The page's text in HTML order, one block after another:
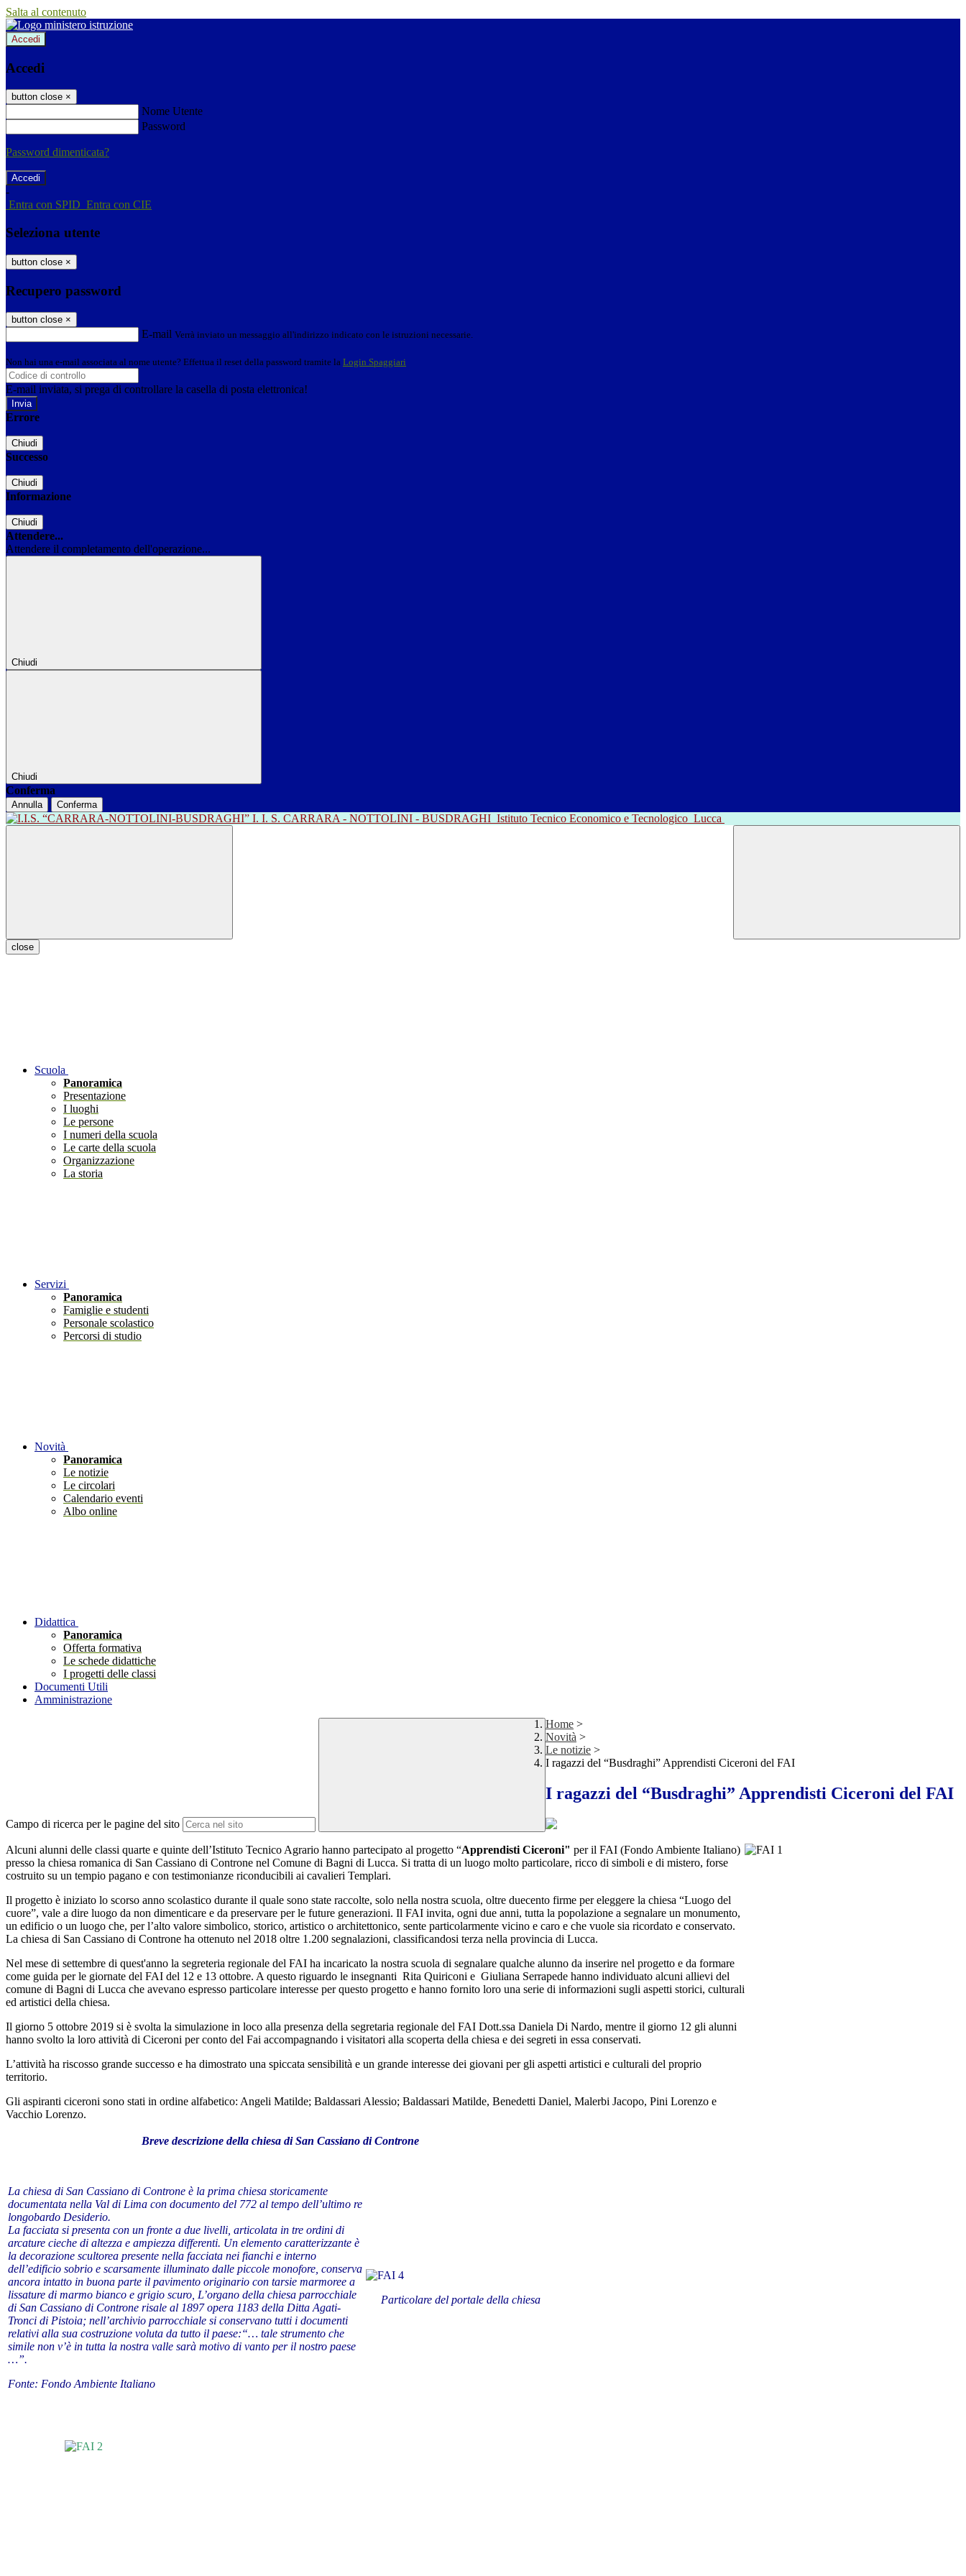
Salta al contenuto
Accedi
Accedi
button close ×
Nome Utente
Password
Password dimenticata?
-
Entra con SPID Entra con CIE
Seleziona utente
button close ×
Recupero password
button close ×
E-mail Verrà inviato un messaggio all'indirizzo indicato con le istruzioni necessarie.
Non hai una e-mail associata al nome utente? Effettua il reset della password tramite la Login Spaggiari
E-mail inviata, si prega di controllare la casella di posta elettronica!
Errore
Chiudi
Successo
Chiudi
Informazione
Chiudi
Attendere...
Attendere il completamento dell'operazione...
Chiudi
Chiudi
Conferma
Annulla Conferma
I. I. S. CARRARA - NOTTOLINI - BUSDRAGHI Istituto Tecnico Economico e Tecnologico Lucca
close
Scuola
Panoramica
Presentazione
I luoghi
Le persone
I numeri della scuola
Le carte della scuola
Organizzazione
La storia
Servizi
Panoramica
Famiglie e studenti
Personale scolastico
Percorsi di studio
Novità
Panoramica
Le notizie
Le circolari
Calendario eventi
Albo online
Didattica
Panoramica
Offerta formativa
Le schede didattiche
I progetti delle classi
Documenti Utili
Amministrazione
Campo di ricerca per le pagine del sito
Home >
Novità >
Le notizie >
I ragazzi del “Busdraghi” Apprendisti Ciceroni del FAI
I ragazzi del “Busdraghi” Apprendisti Ciceroni del FAI
Alcuni alunni delle classi quarte e quinte dell’Istituto Tecnico Agrario hanno partecipato al progetto “Apprendisti Ciceroni" per il FAI (Fondo Ambiente Italiano)
presso la chiesa romanica di San Cassiano di Controne nel Comune di Bagni di Lucca. Si tratta di un luogo molto particolare, ricco di simboli e di mistero, forse
costruito su un tempio pagano e con testimonianze riconducibili ai cavalieri Templari.
Il progetto è iniziato lo scorso anno scolastico durante il quale sono state raccolte, solo nella nostra scuola, oltre duecento firme per eleggere la chiesa “Luogo del
cuore”, vale a dire luogo da non dimenticare e da preservare per le future generazioni. Il FAI invita, ogni due anni, tutta la popolazione a segnalare un monumento,
un edificio o un luogo che, per l’alto valore simbolico, storico, artistico o architettonico, sente particolarmente vicino e caro e che vuole sia ricordato e conservato.
La chiesa di San Cassiano di Controne ha ottenuto nel 2018 oltre 1.200 segnalazioni, classificandosi terza nella provincia di Lucca.
Nel mese di settembre di quest'anno la segreteria regionale del FAI ha incaricato la nostra scuola di segnalare qualche alunno da inserire nel progetto e da formare
come guida per le giornate del FAI del 12 e 13 ottobre. A questo riguardo le insegnanti Rita Quiriconi e Giuliana Serrapede hanno individuato alcuni allievi del
comune di Bagni di Lucca che avevano espresso particolare interesse per questo progetto e hanno fornito loro una serie di informazioni sugli aspetti storici, culturali
ed artistici della chiesa.
Il giorno 5 ottobre 2019 si è svolta la simulazione in loco alla presenza della segretaria regionale del FAI Dott.ssa Daniela Di Nardo, mentre il giorno 12 gli alunni
hanno svolto la loro attività di Ciceroni per conto del Fai accompagnando i visitatori alla scoperta della chiesa e dei segreti in essa conservati.
L’attività ha riscosso grande successo e ha dimostrato una spiccata sensibilità e un grande interesse dei giovani per gli aspetti artistici e culturali del proprio
territorio.
Gli aspiranti ciceroni sono stati in ordine alfabetico: Angeli Matilde; Baldassari Alessio; Baldassari Matilde, Benedetti Daniel, Malerbi Jacopo, Pini Lorenzo e
Vacchio Lorenzo.
Breve descrizione della chiesa di San Cassiano di Controne
La chiesa di San Cassiano di Controne è la prima chiesa storicamente
documentata nella Val di Lima con documento del 772 al tempo dell’ultimo re
longobardo Desiderio.
La facciata si presenta con un fronte a due livelli, articolata in tre ordini di
arcature cieche di altezza e ampiezza differenti. Un elemento caratterizzante è
la decorazione scultorea presente nella facciata nei fianchi e interno
dell’edificio sobrio e scarsamente illuminato dalle piccole monofore, conserva
ancora intatto in buona parte il pavimento originario con tarsie marmoree a
lissature di marmo bianco e grigio scuro, L’organo della chiesa parrocchiale
di San Cassiano di Controne risale al 1897 opera 1183 della Ditta Agati-
Tronci di Pistoia; nell’archivio parrocchiale si conservano tutti i documenti
relativi alla sua costruzione voluta da tutto il paese:“… tale strumento che
simile non v’è in tutta la nostra valle sarà motivo di vanto per il nostro paese
…”.
Fonte: Fondo Ambiente Italiano
Particolare del portale della chiesa